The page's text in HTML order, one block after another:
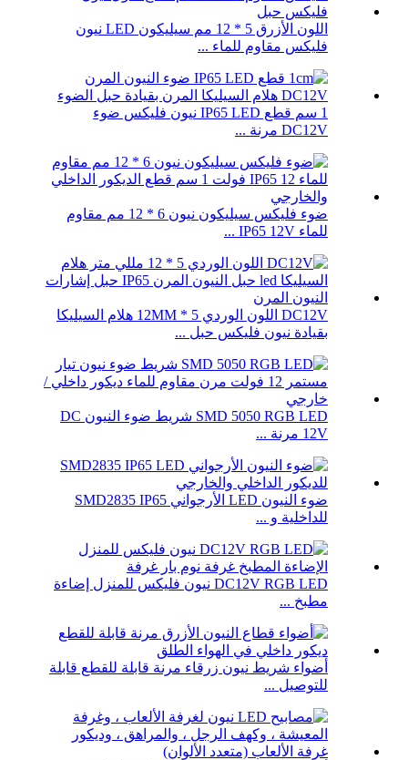
اللون الأزرق 5 * 12 مم سيليكون LED نيون
فليكس مقاوم للماء ...
1 سم قطع IP65 LED نيون فليكس ضوء
DC12V مرنة ...
ضوء فليكس سيليكون نيون 6 * 12 مم مقاوم
للماء IP65 12V ...
DC12V اللون الوردي 5 * 12MM هلام السيليكا
بقيادة نيون فليكس حبل ...
SMD 5050 RGB LED شريط ضوء النيون DC
12V مرنة ...
ضوء النيون LED الأرجواني SMD2835 IP65
للداخلية و ...
DC12V RGB LED نيون فليكس للمنزل إضاءة
مطبخ ...
أضواء شريط نيون زرقاء مرنة قابلة للقطع قابلة
للتوصيل ...